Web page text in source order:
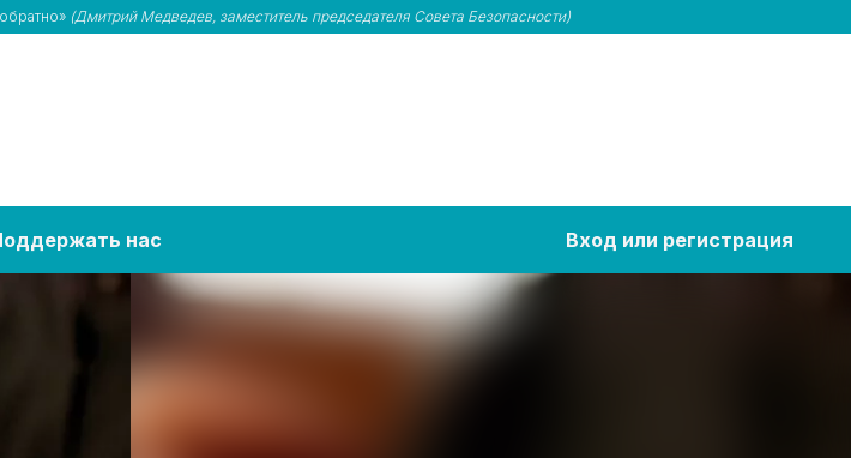
(Дмитрий Медведев, заместитель председателя Совета Безопасности)
нас Вход или регистрация